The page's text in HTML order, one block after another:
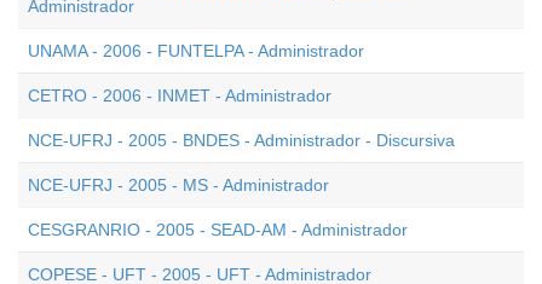
Administrador
UNAMA - 2006 - FUNTELPA - Administrador
CETRO - 2006 - INMET - Administrador
NCE-UFRJ - 2005 - BNDES - Administrador - Discursiva
NCE-UFRJ - 2005 - MS - Administrador
CESGRANRIO - 2005 - SEAD-AM - Administrador
COPESE - UFT - 2005 - UFT - Administrador